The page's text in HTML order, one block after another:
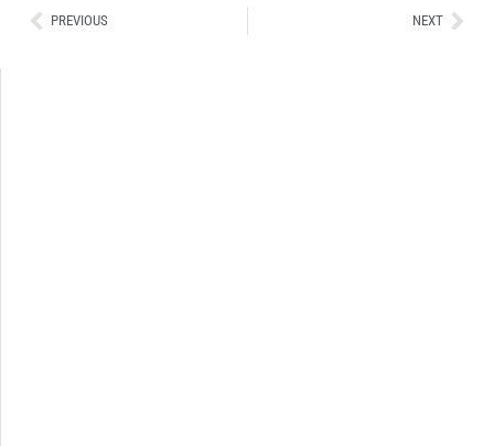
AntPREVIOUS NEXT